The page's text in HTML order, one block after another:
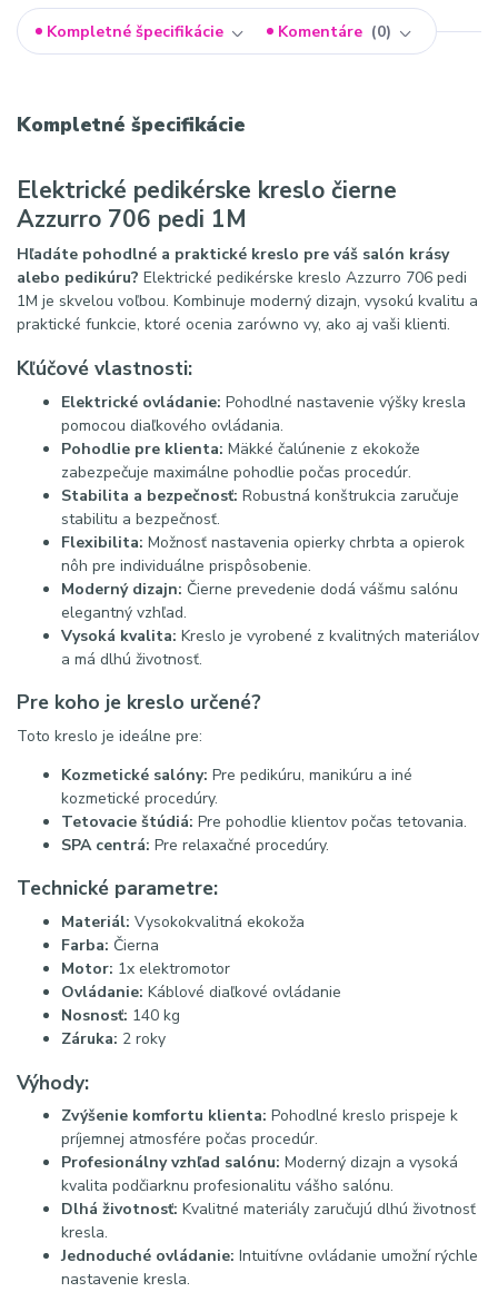
Kompletné špecifikácie Komentáre 0
Kompletné špecifikácie
Elektrické pedikérske kreslo čierne
Azzurro 706 pedi 1M
Hľadáte pohodlné a praktické kreslo pre váš salón krásy
alebo pedikúru? Elektrické pedikérske kreslo Azzurro 706 pedi
1M je skvelou voľbou. Kombinuje moderný dizajn, vysokú kvalitu a
praktické funkcie, ktoré ocenia zarówno vy, ako aj vaši klienti.
Kľúčové vlastnosti:
Elektrické ovládanie: Pohodlné nastavenie výšky kresla
pomocou diaľkového ovládania.
Pohodlie pre klienta: Mäkké čalúnenie z ekokože
zabezpečuje maximálne pohodlie počas procedúr.
Stabilita a bezpečnosť: Robustná konštrukcia zaručuje
stabilitu a bezpečnosť.
Flexibilita: Možnosť nastavenia opierky chrbta a opierok
nôh pre individuálne prispôsobenie.
Moderný dizajn: Čierne prevedenie dodá vášmu salónu
elegantný vzhľad.
Vysoká kvalita: Kreslo je vyrobené z kvalitných materiálov
a má dlhú životnosť.
Pre koho je kreslo určené?
Toto kreslo je ideálne pre:
Kozmetické salóny: Pre pedikúru, manikúru a iné
kozmetické procedúry.
Tetovacie štúdiá: Pre pohodlie klientov počas tetovania.
SPA centrá: Pre relaxačné procedúry.
Technické parametre:
Materiál: Vysokokvalitná ekokoža
Farba: Čierna
Motor: 1x elektromotor
Ovládanie: Káblové diaľkové ovládanie
Nosnosť: 140 kg
Záruka: 2 roky
Výhody:
Zvýšenie komfortu klienta: Pohodlné kreslo prispeje k
príjemnej atmosfére počas procedúr.
Profesionálny vzhľad salónu: Moderný dizajn a vysoká
kvalita podčiarknu profesionalitu vášho salónu.
Dlhá životnosť: Kvalitné materiály zaručujú dlhú životnosť
kresla.
Jednoduché ovládanie: Intuitívne ovládanie umožní rýchle
nastavenie kresla.